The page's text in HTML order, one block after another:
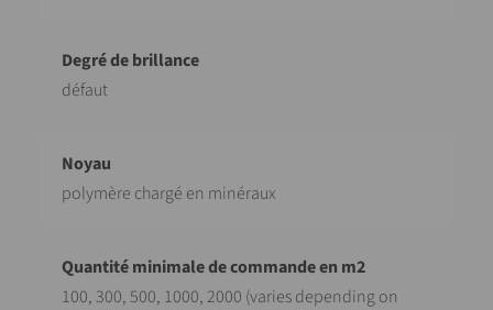
défaut
polymère chargé en minéraux
100, 300, 500, 1000, 2000 (varies depending on